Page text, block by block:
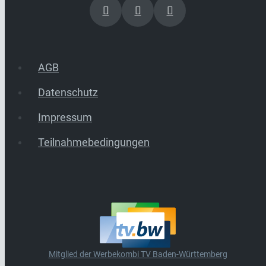
AGB
Datenschutz
Impressum
Teilnahmebedingungen
Mitglied der Werbekombi TV Baden-Württemberg